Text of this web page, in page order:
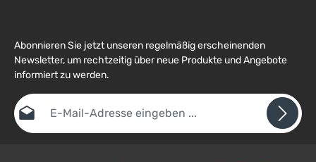
Abonnieren Sie jetzt unseren regelmäßig erscheinenden
Newsletter, um rechtzeitig über neue Produkte und Angebote
informiert zu werden.
E-Mail-Adresse*